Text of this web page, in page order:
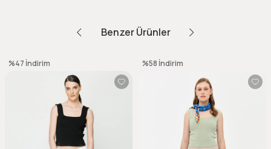
Benzer Ürünler
%47 İndirim %58 İndirim